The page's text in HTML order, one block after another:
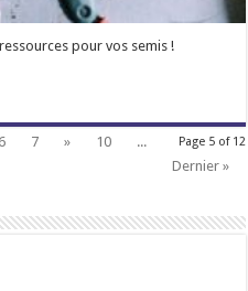
pour vos semis !
Page 5 of 12
6 7 » 10
...
Dernier »